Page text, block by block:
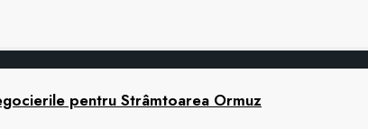
pentru Strâmtoarea Ormuz